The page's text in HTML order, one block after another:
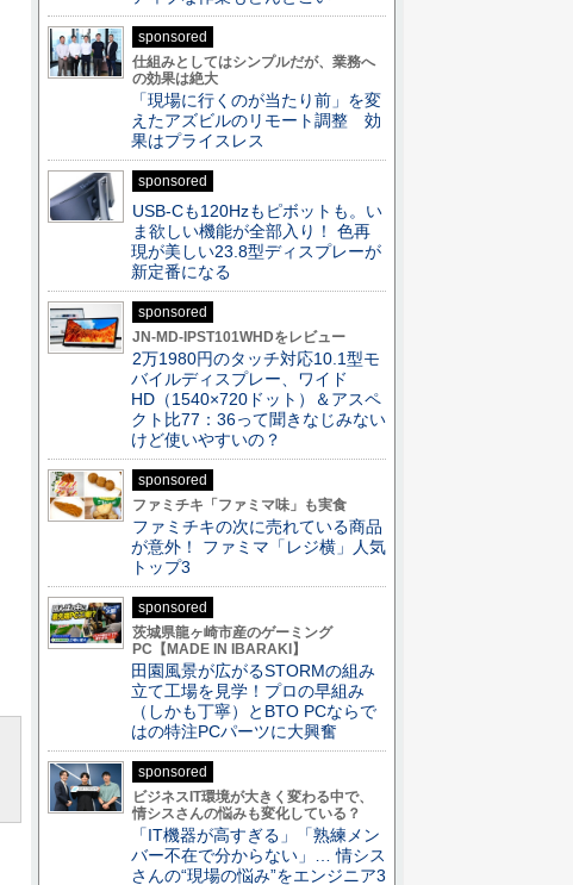
sponsored
仕組みとしてはシンプルだが、業務へ
の効果は絶大
「現場に行くのが当たり前」を変
えたアズビルのリモート調整 効
果はプライスレス
sponsored
USB-Cも120Hzもピボットも。い
ま欲しい機能が全部入り！ 色再
現が美しい23.8型ディスプレーが
新定番になる
sponsored
JN-MD-IPST101WHDをレビュー
2万1980円のタッチ対応10.1型モ
バイルディスプレー、ワイド
HD（1540×720ドット）＆アスペ
クト比77：36って聞きなじみない
けど使いやすいの？
sponsored
ファミチキ「ファミマ味」も実食
ファミチキの次に売れている商品
が意外！ ファミマ「レジ横」人気
トップ3
sponsored
茨城県龍ヶ崎市産のゲーミング
PC【MADE IN IBARAKI】
田園風景が広がるSTORMの組み
立て工場を見学！プロの早組み
（しかも丁寧）とBTO PCならで
はの特注PCパーツに大興奮
sponsored
ビジネスIT環境が大きく変わる中で、
情シスさんの悩みも変化している？
「IT機器が高すぎる」「熟練メン
バー不在で分からない」… 情シス
さんの“現場の悩み”をエンジニア3